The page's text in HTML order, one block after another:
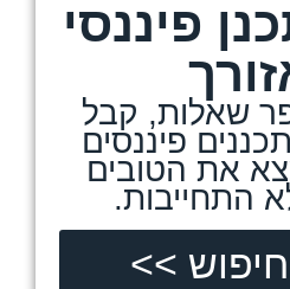
פיננסי
שאלות, קבל
פיננסים
את הטובים
התחייבות.
>>